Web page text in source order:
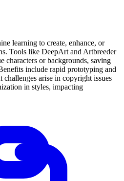
learning to create, enhance, or
Tools like DeepArt and Artbreeder
characters or backgrounds, saving
include rapid prototyping and
challenges arise in copyright issues
in styles, impacting